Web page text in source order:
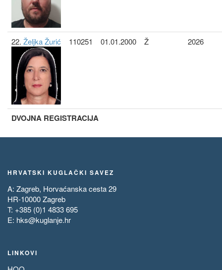
22. Željka Žurić 110251 01.01.2000 Ž 2026
DVOJNA REGISTRACIJA
HRVATSKI KUGLAČKI SAVEZ
A: Zagreb, Horvaćanska cesta 29
HR-10000 Zagreb
T: +385 (0)1 4833 695
E: hks@kuglanje.hr
LINKOVI